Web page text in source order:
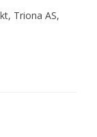
Triona AS,